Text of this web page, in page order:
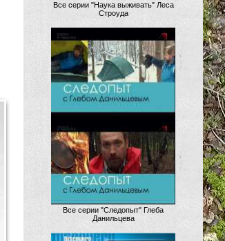
Все серии "Наука выживать" Леса
Строуда
Все серии "Следопыт" Глеба
Данильцева